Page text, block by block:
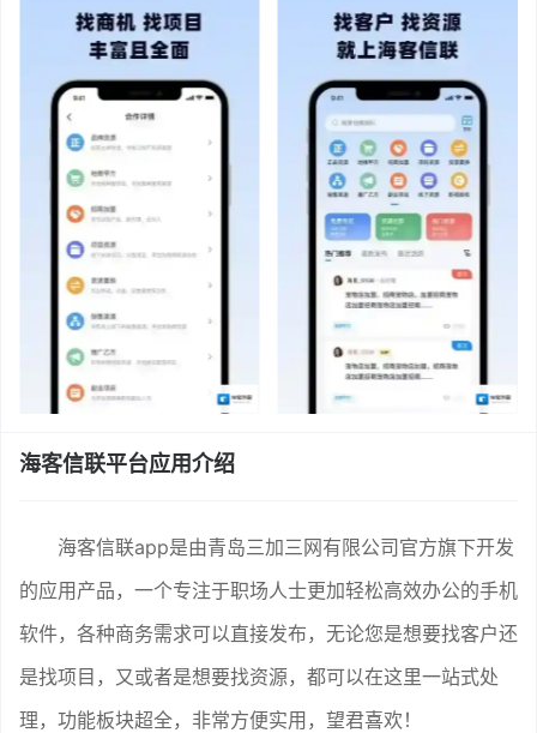
海客信联平台应用介绍
海客信联app是由青岛三加三网有限公司官方旗下开发
的应用产品，一个专注于职场人士更加轻松高效办公的手机
软件，各种商务需求可以直接发布，无论您是想要找客户还
是找项目，又或者是想要找资源，都可以在这里一站式处
理，功能板块超全，非常方便实用，望君喜欢！